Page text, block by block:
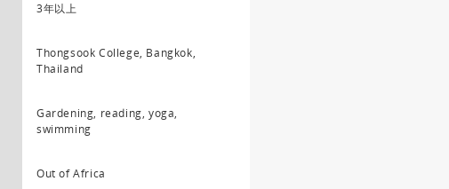
3年以上
Thongsook College, Bangkok,
Thailand
Gardening, reading, yoga,
swimming
Out of Africa